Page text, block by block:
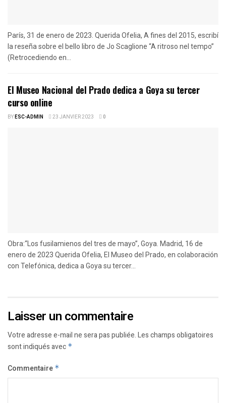
París, 31 de enero de 2023. Querida Ofelia, A fines del 2015, escribí
la reseña sobre el bello libro de Jo Scaglione “A ritroso nel tempo”
(Retrocediendo en...
El Museo Nacional del Prado dedica a Goya su tercer
curso online
BYESC-ADMIN 23 JANVIER 2023 0
Obra:“Los fusilamienos del tres de mayo”, Goya. Madrid, 16 de
enero de 2023 Querida Ofelia, El Museo del Prado, en colaboración
con Telefónica, dedica a Goya su tercer...
Laisser un commentaire
Votre adresse e-mail ne sera pas publiée.Les champs obligatoires
sont indiqués avec *
Commentaire *